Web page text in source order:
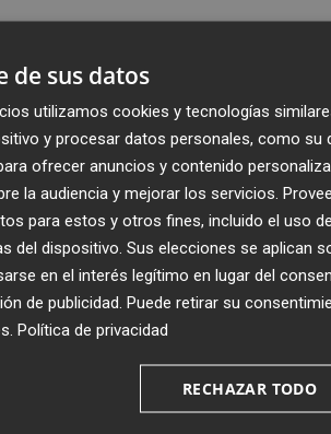
Recibe toda la actualidad
Plaza Podcast en tu correo
de sus datos
utilizamos cookies y tecnologías
y procesar datos personales, como su
ofrecer anuncios y contenido
la audiencia y mejorar los servicios.
para estos y otros fines, incluido el uso
del dispositivo. Sus elecciones se aplican
en el interés legítimo en lugar del
de publicidad . Puede retirar su
Política de privacidad
RECHAZAR TODO